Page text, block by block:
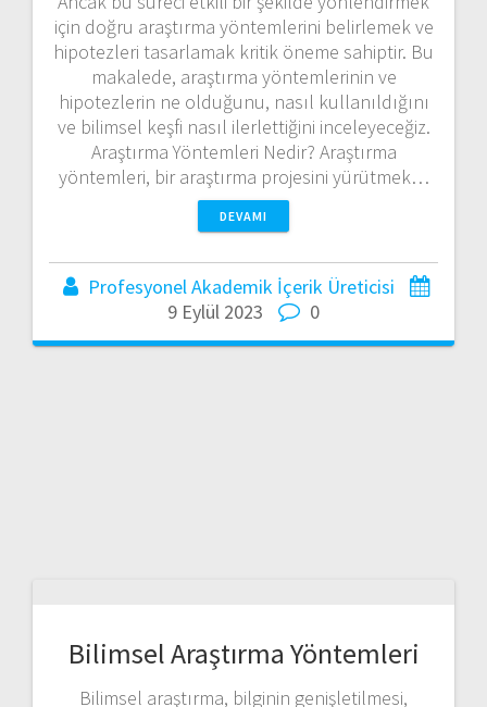
için doğru araştırma yöntemlerini belirlemek ve
hipotezleri tasarlamak kritik öneme sahiptir. Bu
makalede, araştırma yöntemlerinin ve
hipotezlerin ne olduğunu, nasıl kullanıldığını
ve bilimsel keşfi nasıl ilerlettiğini inceleyeceğiz.
Araştırma Yöntemleri Nedir? Araştırma
yöntemleri, bir araştırma projesini yürütmek…
DEVAMI
Profesyonel Akademik İçerik Üreticisi
9 Eylül 2023
0
Bilimsel Araştırma Yöntemleri
Bilimsel araştırma, bilginin genişletilmesi,